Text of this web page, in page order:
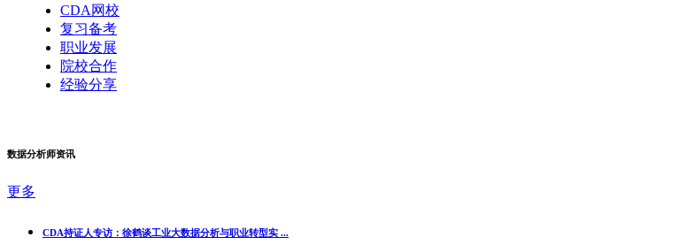
CDA网校
复习备考
职业发展
院校合作
经验分享
数据分析师资讯
更多
CDA持证人专访：徐鹤谈工业大数据分析与职业转型实 ...